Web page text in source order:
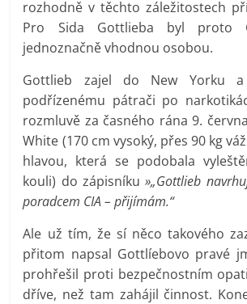
rozhodně v těchto záležitostech
Pro Sida Gottlieba byl proto
jednoznačně vhodnou osobou.
Gottlieb zajel do New Yorku
podřízenému pátrači po
rozmluvě za časného rána 9.
White (170 cm vysoký, přes 90 kg
hlavou, která se podobala
kouli) do zápisníku»„Gottlieb
poradcem CIA – přijímám.“
Ale už tím, že sí něco takového
přitom napsal Gottlíebovo pravé
prohřešil proti bezpečnostním
dříve, než tam zahájil činnost.